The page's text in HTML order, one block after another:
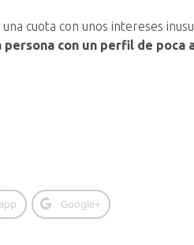
cuota con unos intereses
con un perfil de poca
Google+